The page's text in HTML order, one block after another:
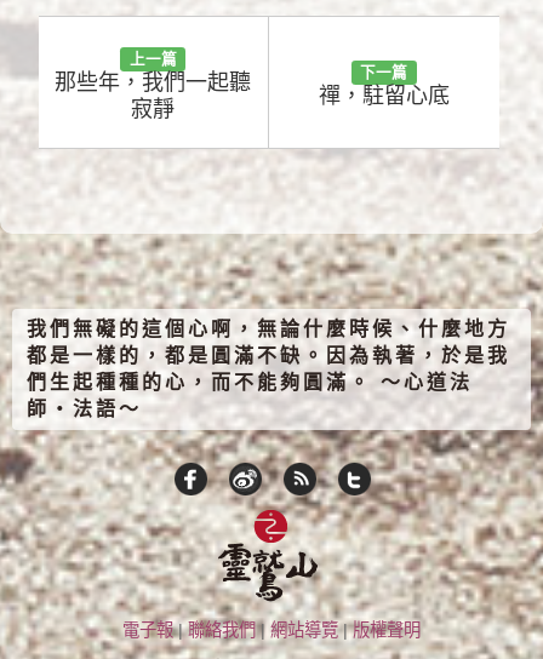
上一篇
那些年，我們一起聽
寂靜
下一篇
禪，駐留心底
我們無礙的這個心啊，無論什麼時候、什麼地方
都是一樣的，都是圓滿不缺。因為執著，於是我
們生起種種的心，而不能夠圓滿。 ～心道法
師‧法語～
電子報|聯絡我們| 網站導覽|版權聲明